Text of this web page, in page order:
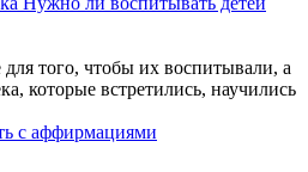
того, чтобы их воспитывали, а
которые встретились, научились
с аффирмациями